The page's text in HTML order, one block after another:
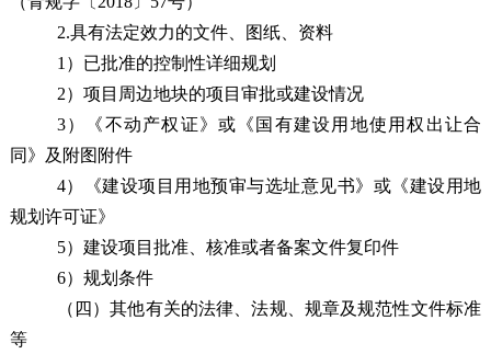
2.具有法定效力的文件、图纸、资料
1）已批准的控制性详细规划
2）项目周边地块的项目审批或建设情况
3）《不动产权证》或《国有建设用地使用权出让合
同》及附图附件
4）《建设项目 用地预审与选址意见书》或《建设用地
规划许可证》
5） 建设项目批准、核准或者备案文件复印件
6） 规划条件
（四）其他有关的法律、法规、规章及规范性文件标准
等